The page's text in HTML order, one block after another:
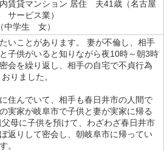
賃貸マンション 居住 夫41歳（名古屋
サービス業）
中学生 女）
いことがあります。 妻が不倫し、相手
子供がいると知りながら夜10時～朝3時
会を繰り返し、相手の自宅で不貞行為
りました。
住んでいて、相手も春日井市の人間で
実家が岐阜市で子供と妻が実家に帰る
父母に子供を預けて、わざわざ春日井市
返りして密会し、朝岐阜市に帰ってい
。